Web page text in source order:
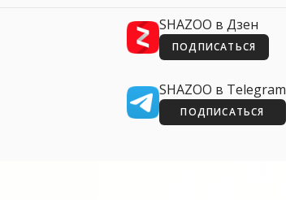
SHAZOO в Дзен
ПОДПИСАТЬСЯ
SHAZOO в Telegram
ПОДПИСАТЬСЯ